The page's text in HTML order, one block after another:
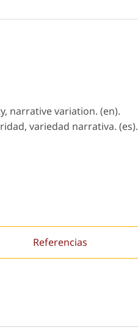
narrative variation. (en).
variedad narrativa. (es).
Referencias